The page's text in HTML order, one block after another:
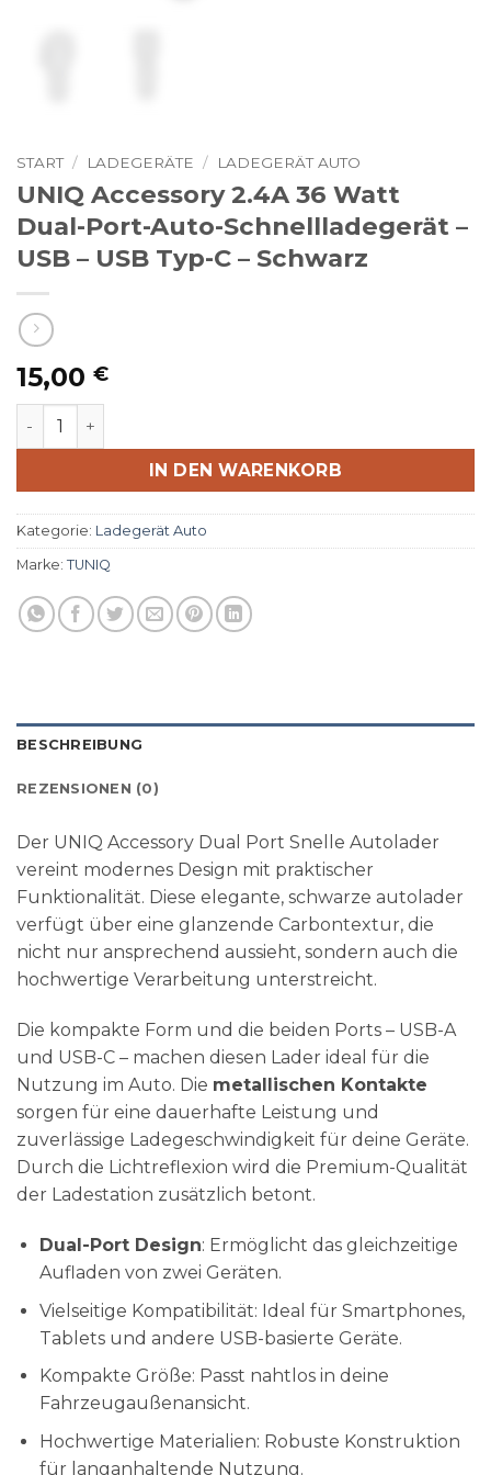
START / LADEGERÄTE / LADEGERÄT AUTO
UNIQ Accessory 2.4A 36 Watt
Dual-Port-Auto-Schnellladegerät –
USB – USB Typ-C – Schwarz
15,00 €
UNIQ Accessory 2.4A 36 Watt Dual-Port-Auto-
IN DEN WARENKORB
Kategorie: Ladegerät Auto
Marke: TUNIQ
BESCHREIBUNG
REZENSIONEN (0)
Der UNIQ Accessory Dual Port Snelle Autolader
vereint modernes Design mit praktischer
Funktionalität. Diese elegante, schwarze autolader
verfügt über eine glanzende Carbontextur, die
nicht nur ansprechend aussieht, sondern auch die
hochwertige Verarbeitung unterstreicht.
Die kompakte Form und die beiden Ports – USB-A
und USB-C – machen diesen Lader ideal für die
Nutzung im Auto. Die metallischen Kontakte
sorgen für eine dauerhafte Leistung und
zuverlässige Ladegeschwindigkeit für deine Geräte.
Durch die Lichtreflexion wird die Premium-Qualität
der Ladestation zusätzlich betont.
Dual-Port Design: Ermöglicht das gleichzeitige
Aufladen von zwei Geräten.
Vielseitige Kompatibilität: Ideal für Smartphones,
Tablets und andere USB-basierte Geräte.
Kompakte Größe: Passt nahtlos in deine
Fahrzeugaußenansicht.
Hochwertige Materialien: Robuste Konstruktion
für langanhaltende Nutzung.